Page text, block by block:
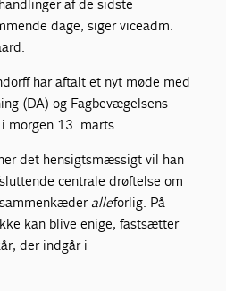
af de sidste
dage, siger viceadm.
har aftalt et nyt møde med
(DA) og Fagbevægelsens
morgen 13. marts.
det hensigtsmæssigt vil han
centrale drøftelse om
alleforlig. På
kan blive enige, fastsætter
der indgår i